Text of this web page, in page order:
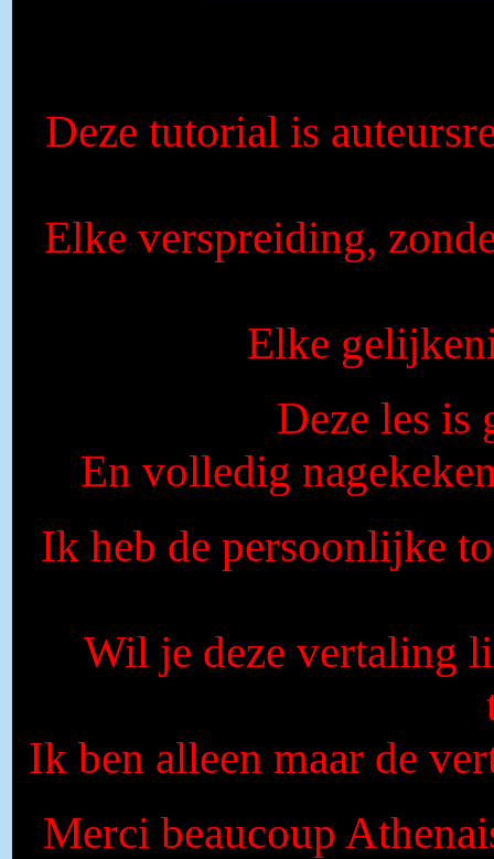
Deze tutorial is
Elke verspreiding,
Elke
Deze les is
En volledig
Ik heb de persoonlijke
Wil je deze vertaling
Ik ben alleen maar de
Merci beaucoup